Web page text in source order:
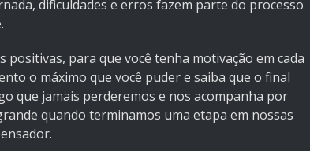
dificuldades e erros fazem parte do processo
para que você tenha motivação em cada
o máximo que você puder e saiba que o final
que jamais perderemos e nos acompanha por
quando terminamos uma etapa em nossas